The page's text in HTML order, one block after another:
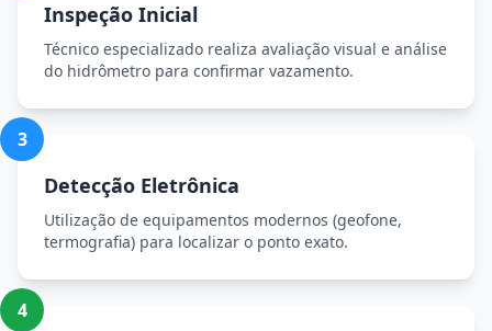
Inspeção Inicial
Técnico especializado realiza avaliação visual e análise
do hidrômetro para confirmar vazamento.
3
Detecção Eletrônica
Utilização de equipamentos modernos (geofone,
termografia) para localizar o ponto exato.
4